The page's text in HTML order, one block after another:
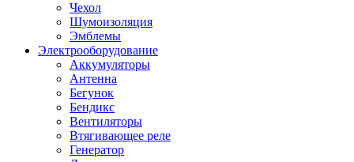
Чехол
Шумоизоляция
Эмблемы
Электрооборудование
Аккумуляторы
Антенна
Бегунок
Бендикс
Вентиляторы
Втягивающее реле
Генератор